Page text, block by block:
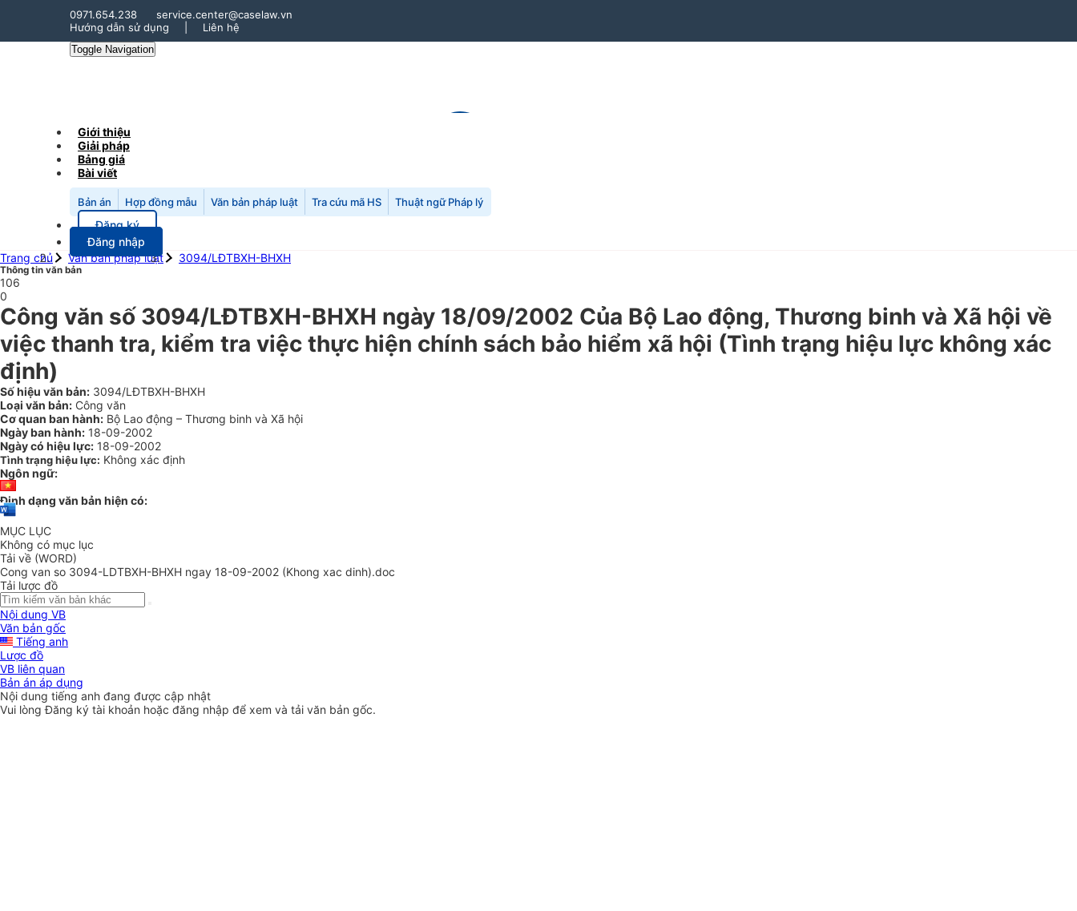
0971.654.238
service.center@caselaw.vn
Hướng dẫn sử dụng
Liên hệ
Toggle Navigation
Giới thiệu
Giải pháp
Bảng giá
Bài viết
Bản án Hợp đồng mẫu Văn bản pháp luật Tra cứu mã HS Thuật ngữ Pháp lý
Đăng ký
Đăng nhập
Trang chủ
Văn bản pháp luật 3094/LĐTBXH-BHXH
Thông tin văn bản
106
0
Công văn số 3094/LĐTBXH-BHXH ngày 18/09/2002 Của Bộ Lao động, Thương binh và Xã hội về
việc thanh tra, kiểm tra việc thực hiện chính sách bảo hiểm xã hội (Tình trạng hiệu lực không xác
định)
Số hiệu văn bản: 3094/LĐTBXH-BHXH
Loại văn bản: Công văn
Cơ quan ban hành: Bộ Lao động – Thương binh và Xã hội
Ngày ban hành: 18-09-2002
Ngày có hiệu lực: 18-09-2002
Tình trạng hiệu lực: Không xác định
Ngôn ngữ:
Định dạng văn bản hiện có:
MỤC LỤC
Không có mục lục
Tải về (WORD)
Cong van so 3094-LDTBXH-BHXH ngay 18-09-2002 (Khong xac dinh).doc
Tải lược đồ
Nội dung VB
Văn bản gốc
Tiếng anh
Lược đồ
VB liên quan
Bản án áp dụng
Nội dung tiếng anh đang được cập nhật
Vui lòngĐăng ký tài khoản hoặc đăng nhập để xem và tải văn bản gốc.